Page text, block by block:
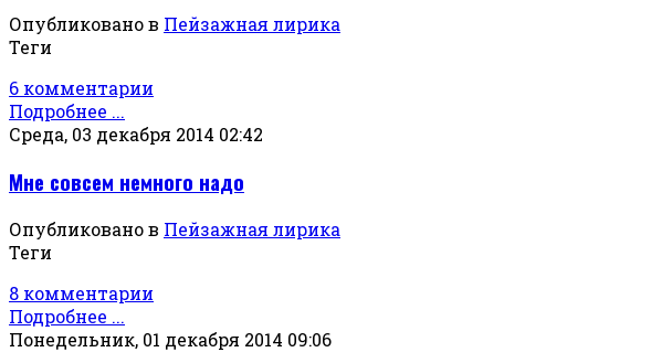
Опубликовано в Пейзажная лирика
Теги
6 комментарии
Подробнее ...
Среда, 03 декабря 2014 02:42
Мне совсем немного надо
Опубликовано в Пейзажная лирика
Теги
8 комментарии
Подробнее ...
Понедельник, 01 декабря 2014 09:06